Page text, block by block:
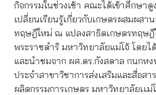
กิจกรรมในช่วงเช้า คณะได้เข้าศึกษา
เปลี่ยนเรียนรู้เกี่ยวกับเกษตรผสมผสา
ทฤษฎีใหม่ ณ แปลงสาธิตเกษตรทฤษฎี
พระราชดำริ มหาวิทยาลัยแม่โจ้ โดยไ
และนำชมจาก ผศ.ดร.กังสดาล กนกห
ประจำสาขาวิชาการส่งเสริมและสื่อส
ผลิตกรรมการเกษตร มหาวิทยาลัยเเม่